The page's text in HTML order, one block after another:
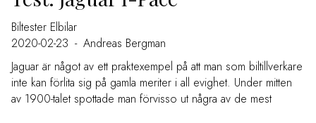
Biltester Elbilar
2020-02-23 - Andreas Bergman
Jaguar är något av ett praktexempel på att man som biltillverkare
inte kan förlita sig på gamla meriter i all evighet. Under mitten
av 1900-talet spottade man förvisso ut några av de mest